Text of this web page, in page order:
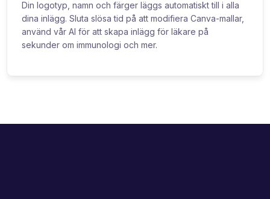
Din logotyp, namn och färger läggs automatiskt till i alla
dina inlägg. Sluta slösa tid på att modifiera Canva-mallar,
använd vår AI för att skapa inlägg för läkare på
sekunder om immunologi och mer.